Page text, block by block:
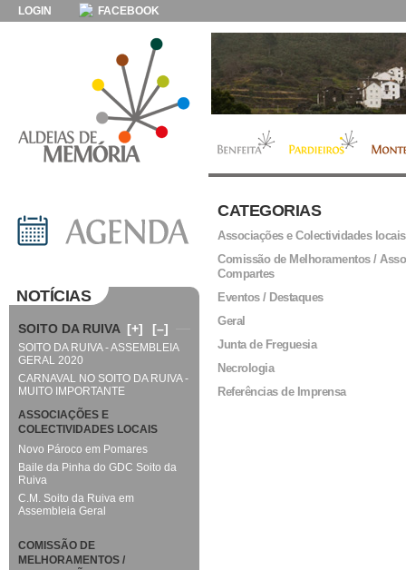
LOGIN FACEBOOK
CATEGORIAS
Associações e Colectividades locais
Comissão de Melhoramentos /
Compartes
Eventos / Destaques
Geral
Junta de Freguesia
Necrologia
Referências de Imprensa
NOTÍCIAS
SOITO DA RUIVA [+] [–]
SOITO DA RUIVA - ASSEMBLEIA
GERAL 2020
CARNAVAL NO SOITO DA RUIVA -
MUITO IMPORTANTE
ASSOCIAÇÕES E
COLECTIVIDADES LOCAIS
Novo Pároco em Pomares
Baile da Pinha do GDC Soito da
Ruiva
C.M. Soito da Ruiva em
Assembleia Geral
COMISSÃO DE
MELHORAMENTOS /